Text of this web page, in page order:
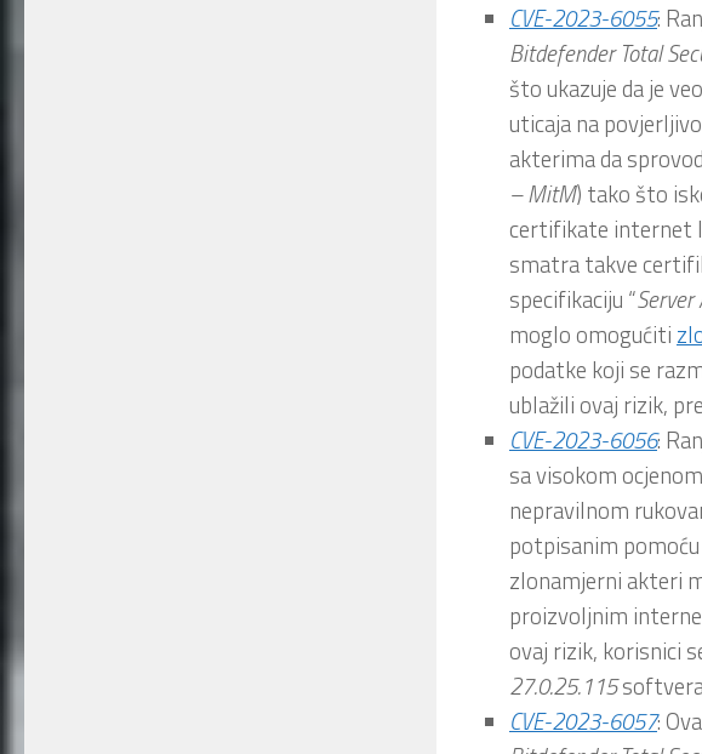
CVE-2023-6055:
Bitdefender Total
što ukazuje da je
uticaja na
akterima da
– MitM) tako što
certifikate internet
smatra takve
specifikaciju “Server
moglo omogućiti
podatke koji se
ublažili ovaj rizik,
CVE-2023-6056:
sa visokom ocjenom
nepravilnom
potpisanim
zlonamjerni akteri
proizvoljnim
ovaj rizik, korisnici
27.0.25.115
CVE-2023-6057: